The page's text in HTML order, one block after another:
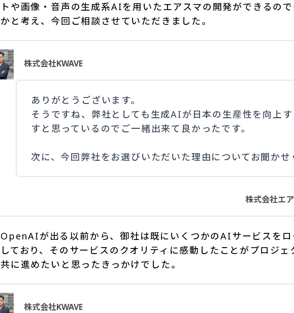
トや画像・音声の生成系AIを用いたエアスマの開発ができるの
かと考え、今回ご相談させていただきました。
株式会社KWAVE
ありがとうございます。
そうですね、弊社としても生成AIが日本の生産性を向上
すと思っているのでご一緒出来て良かったです。
次に、今回弊社をお選びいただいた理由についてお聞かせ
株式会社エ
OpenAIが出る以前から、御社は既にいくつかのAIサービスをロ
しており、そのサービスのクオリティに感動したことがプロジェ
共に進めたいと思ったきっかけでした。
株式会社KWAVE